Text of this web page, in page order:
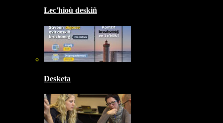
Lec'hioù deskiñ
Desketa